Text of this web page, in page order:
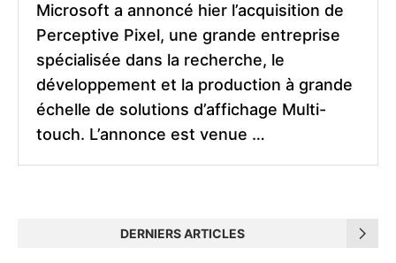
Microsoft a annoncé hier l’acquisition de
Perceptive Pixel, une grande entreprise
spécialisée dans la recherche, le
développement et la production à grande
échelle de solutions d’affichage Multi-
touch. L’annonce est venue …
DERNIERS ARTICLES